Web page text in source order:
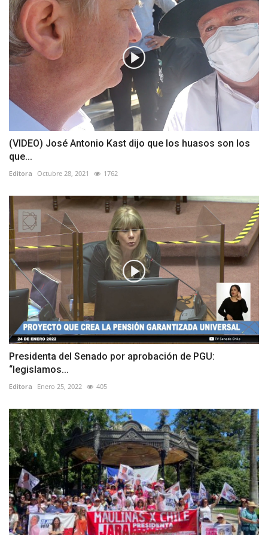
(VIDEO) José Antonio Kast dijo que los huasos son los
que...
Editora Octubre 28, 2021 1762
Presidenta del Senado por aprobación de PGU:
“legislamos...
Editora Enero 25, 2022 405